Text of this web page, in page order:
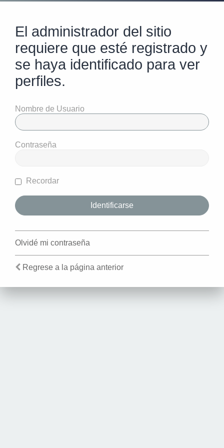
El administrador del sitio
requiere que esté registrado y
se haya identificado para ver
perfiles.
Nombre de Usuario
Contraseña
Recordar
Olvidé mi contraseña
Regrese a la página anterior